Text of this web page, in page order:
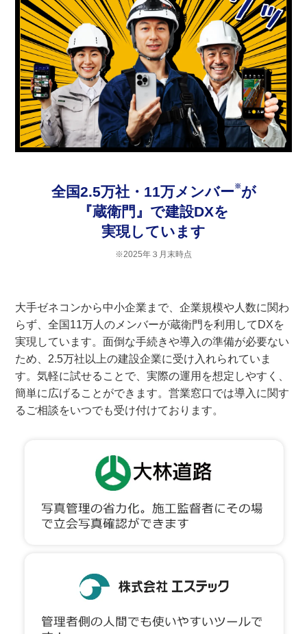
全国2.5万社・11万メンバー※が
『蔵衛門』で建設DXを
実現しています
※2025年３月末時点
大手ゼネコンから中小企業まで、企業規模や人数に関わ
らず、全国11万人のメンバーが蔵衛門を利用してDXを
実現しています。面倒な手続きや導入の準備が必要ない
ため、2.5万社以上の建設企業に受け入れられていま
す。気軽に試せることで、実際の運用を想定しやすく、
簡単に広げることができます。営業窓口では導入に関す
るご相談をいつでも受け付けております。